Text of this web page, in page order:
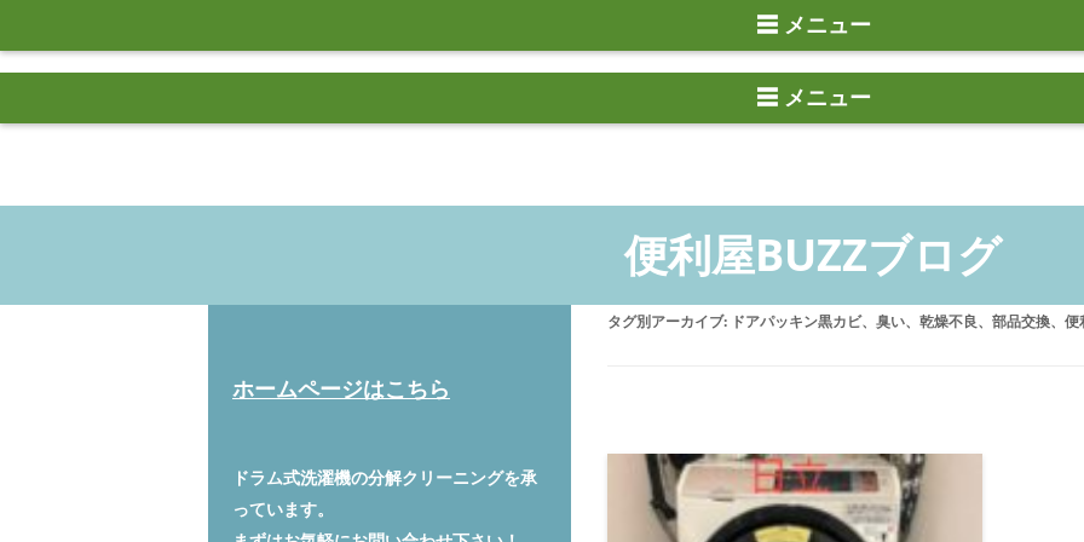
☰ メニュー
タグ別アーカイブ: ドアパッキン黒カビ、臭い、乾燥不良、部品交換、便
ホームページはこちら
ドラム式洗濯機の分解クリーニングを承
っています。